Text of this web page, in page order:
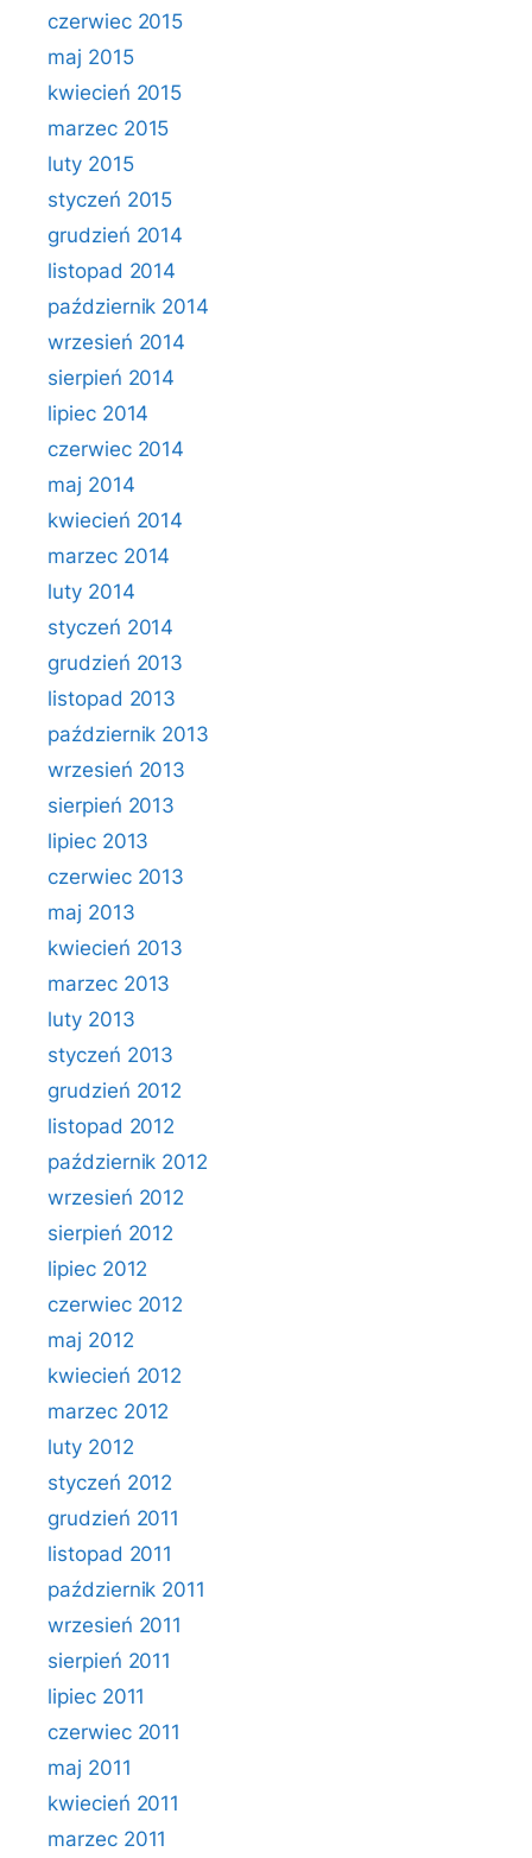
czerwiec 2015
maj 2015
kwiecień 2015
marzec 2015
luty 2015
styczeń 2015
grudzień 2014
listopad 2014
październik 2014
wrzesień 2014
sierpień 2014
lipiec 2014
czerwiec 2014
maj 2014
kwiecień 2014
marzec 2014
luty 2014
styczeń 2014
grudzień 2013
listopad 2013
październik 2013
wrzesień 2013
sierpień 2013
lipiec 2013
czerwiec 2013
maj 2013
kwiecień 2013
marzec 2013
luty 2013
styczeń 2013
grudzień 2012
listopad 2012
październik 2012
wrzesień 2012
sierpień 2012
lipiec 2012
czerwiec 2012
maj 2012
kwiecień 2012
marzec 2012
luty 2012
styczeń 2012
grudzień 2011
listopad 2011
październik 2011
wrzesień 2011
sierpień 2011
lipiec 2011
czerwiec 2011
maj 2011
kwiecień 2011
marzec 2011